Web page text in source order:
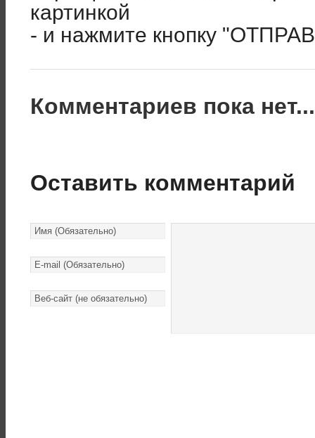
картинкой
- и нажмите кнопку
Комментариев пока
Оставить комментарий